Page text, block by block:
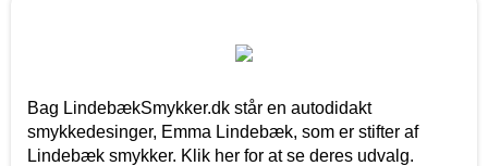
Bag LindebækSmykker.dk står en autodidakt
smykkedesinger, Emma Lindebæk, som er stifter af
Lindebæk smykker. Klik her for at se deres udvalg.